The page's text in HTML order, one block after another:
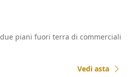
piani fuori terra di commerciali
Vedi asta